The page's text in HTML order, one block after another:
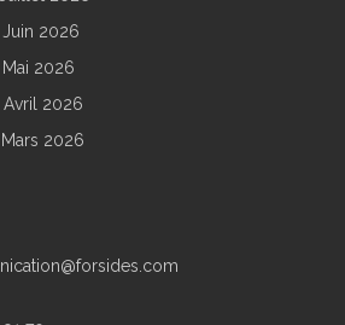
Juin 2026
Mai 2026
Avril 2026
Mars 2026